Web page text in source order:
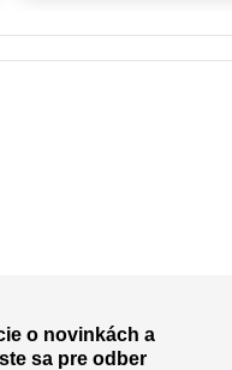
o novinkách a
sa pre odber